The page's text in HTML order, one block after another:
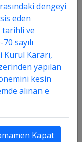
dengeyi
eden
tarihli ve
sayılı
Kurul Kararı,
yapılan
kesin
alınan e
Kapat